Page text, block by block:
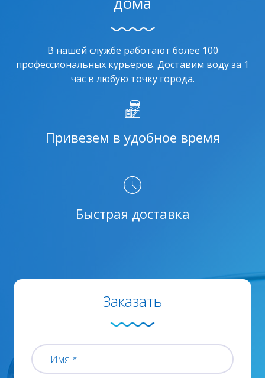
В нашей службе работают более 100
профессиональных курьеров. Доставим воду за 1
час в любую точку города.
Привезем в удобное время
Быстрая доставка
Заказать